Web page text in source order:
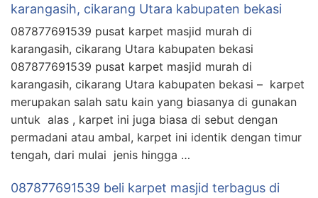
karangasih, cikarang Utara kabupaten bekasi
087877691539 pusat karpet masjid murah di
karangasih, cikarang Utara kabupaten bekasi
087877691539 pusat karpet masjid murah di
karangasih, cikarang Utara kabupaten bekasi – karpet
merupakan salah satu kain yang biasanya di gunakan
untuk alas , karpet ini juga biasa di sebut dengan
permadani atau ambal, karpet ini identik dengan timur
tengah, dari mulai jenis hingga …
087877691539 beli karpet masjid terbagus di